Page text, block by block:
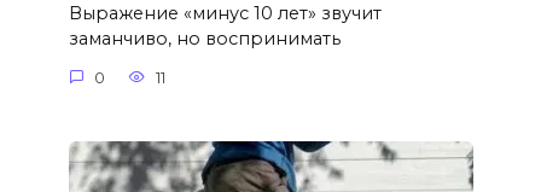
Выражение «минус 10 лет» звучит
заманчиво, но воспринимать
0 11